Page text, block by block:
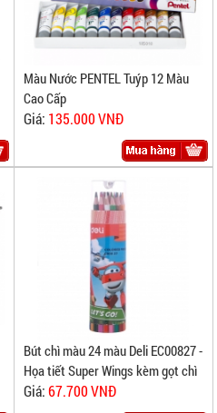
Màu Nước PENTEL Tuýp 12 Màu
Cao Cấp
Giá: 135.000 VNĐ
Bút chì màu 24 màu Deli EC00827 -
Họa tiết Super Wings kèm gọt chì
Giá:67.700 VNĐ